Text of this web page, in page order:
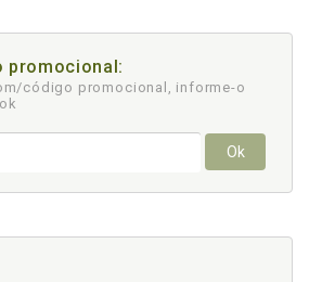
promocional:
código promocional, informe-o
Ok